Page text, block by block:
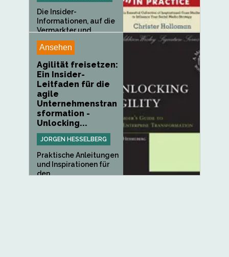
Die Insider-
Informationen, auf die
Vermarkter und...
Ansehen
Agilität freisetzen:
Ein Insider-
Leitfaden für die
agile
Unternehmenstran
sformation -
Unlocking...
JORGEN HESSELBERG
Praktische Anleitungen
und Inspirationen für
den...